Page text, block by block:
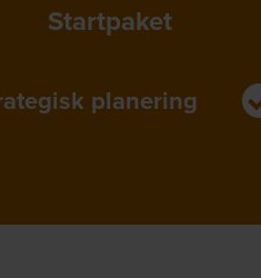
Startpaket
planering